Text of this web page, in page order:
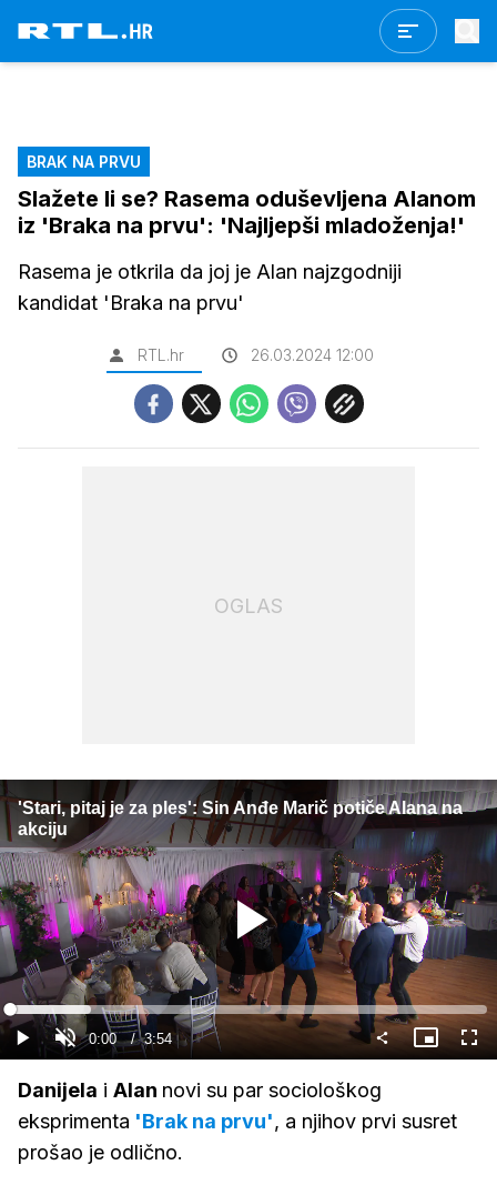
BRAK NA PRVU
Slažete li se? Rasema oduševljena Alanom
iz 'Braka na prvu': 'Najljepši mladoženja!'
Rasema je otkrila da joj je Alan najzgodniji
kandidat 'Braka na prvu'
RTL.hr 26.03.2024 12:00
OGLAS
'Stari, pitaj je za ples': Sin Anđe Marič potiče Alana na
akciju
Gledaj
GledajUpali
zvuk
Current
Time
0:00 / Duration
3:54
Loaded:
17.02%
Slika
u
Danijela i Alan novi su par sociološkog
eksprimenta 'Brak na prvu', a njihov prvi susret
prošao je odlično.